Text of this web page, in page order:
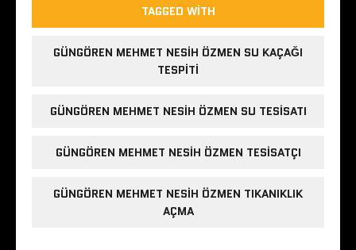
TAGGED WITH
GÜNGÖREN MEHMET NESIH ÖZMEN SU KAÇAĞI
TESPITI
GÜNGÖREN MEHMET NESIH ÖZMEN SU TESISATI
GÜNGÖREN MEHMET NESIH ÖZMEN TESISATÇI
GÜNGÖREN MEHMET NESIH ÖZMEN TIKANIKLIK
AÇMA